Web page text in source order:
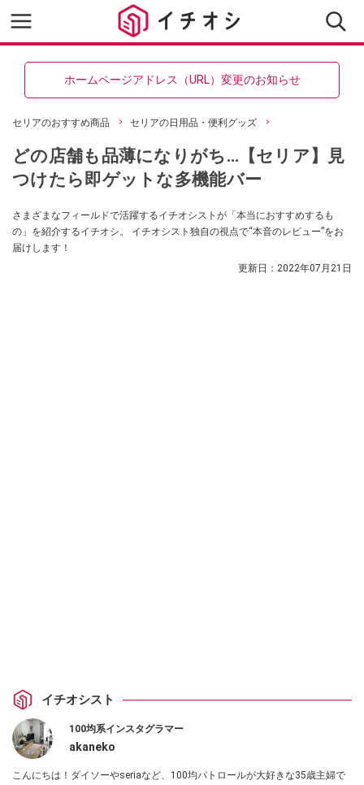
ホームページアドレス（URL）変更のお知らせ
セリアのおすすめ商品 セリアの日用品・便利グッズ
どの店舗も品薄になりがち…【セリア】見
つけたら即ゲットな多機能バー
さまざまなフィールドで活躍するイチオシストが「本当におすすめするも
の」を紹介するイチオシ。 イチオシスト独自の視点で“本音のレビュー”をお
届けします！
更新日： 2022年07月21日
イチオシスト
100均系インスタグラマー
akaneko
こんにちは！ダイソーやseriaなど、100均パトロールが大好きな35歳主婦で